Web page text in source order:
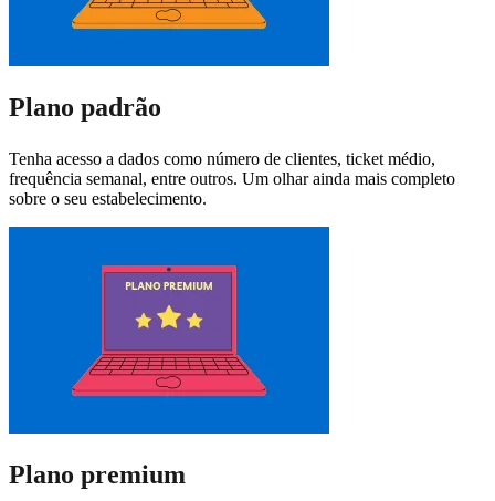
Plano padrão
Tenha acesso a dados como número de clientes, ticket médio,
frequência semanal, entre outros. Um olhar ainda mais completo
sobre o seu estabelecimento.
Plano premium